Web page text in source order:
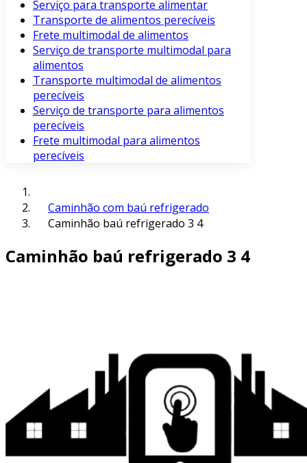
Serviço para transporte alimentar
Transporte de alimentos perecíveis
Frete multimodal de alimentos
Serviço de transporte multimodal para
alimentos
Transporte multimodal de alimentos
perecíveis
Serviço de transporte para alimentos
perecíveis
Frete multimodal para alimentos
perecíveis
Caminhão com baú refrigerado
Caminhão baú refrigerado 3 4
Caminhão baú refrigerado 3 4